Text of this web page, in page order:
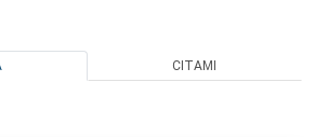
CITAMI